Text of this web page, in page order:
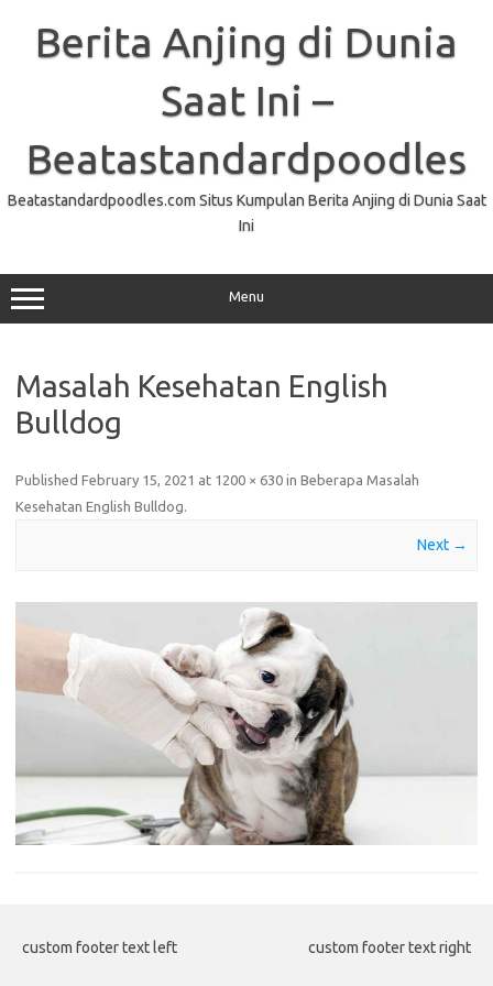
contentBerita Anjing di Dunia
Saat Ini –
Beatastandardpoodles
Beatastandardpoodles.com Situs Kumpulan Berita Anjing di Dunia Saat
Ini
Menu
Masalah Kesehatan English
Bulldog
Published February 15, 2021 at 1200 × 630 in Beberapa Masalah
Kesehatan English Bulldog.
Next →
custom footer text left custom footer text right